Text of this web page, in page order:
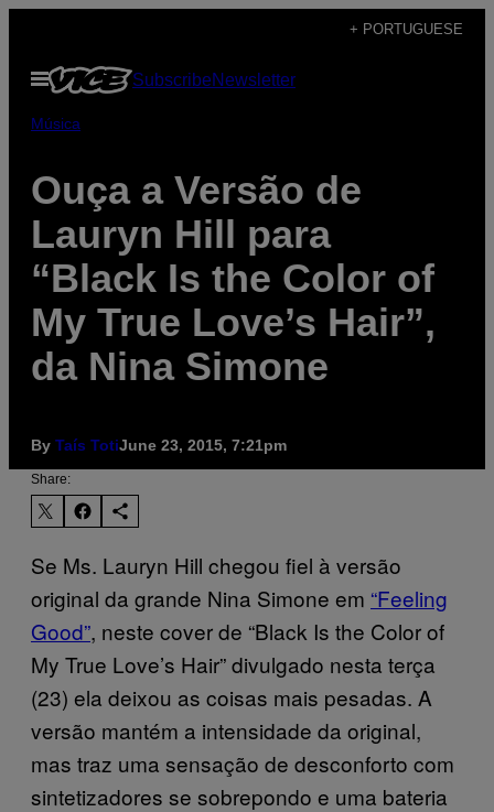
content
+ PORTUGUESE
Open
Menu
SubscribeNewsletter
Música
Ouça a Versão de
Lauryn Hill para
“Black Is the Color of
My True Love’s Hair”,
da Nina Simone
By Taís TotiJune 23, 2015, 7:21pm
Share:
Se Ms. Lauryn Hill chegou fiel à versão
original da grande Nina Simone em “Feeling
Good”, neste cover de “Black Is the Color of
My True Love’s Hair” divulgado nesta terça
(23) ela deixou as coisas mais pesadas. A
versão mantém a intensidade da original,
mas traz uma sensação de desconforto com
sintetizadores se sobrepondo e uma bateria